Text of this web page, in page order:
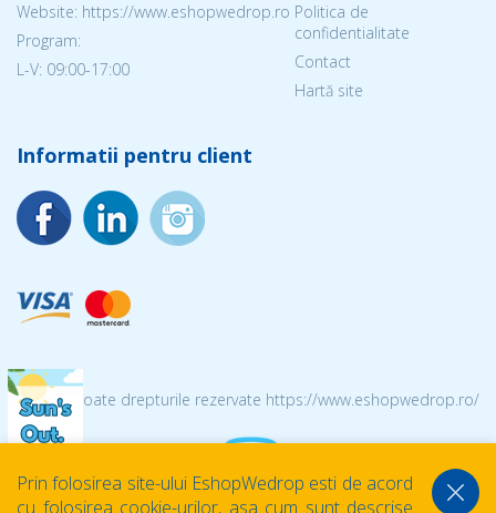
Website: https://www.eshopwedrop.ro
Program:
L-V: 09:00-17:00
Politica de
confidentialitate
Contact
Hartă site
Informatii pentru client
© 2026 Toate drepturile rezervate https://www.eshopwedrop.ro/
Prin folosirea site-ului EshopWedrop esti de acord
cu folosirea cookie-urilor, asa cum sunt descrise